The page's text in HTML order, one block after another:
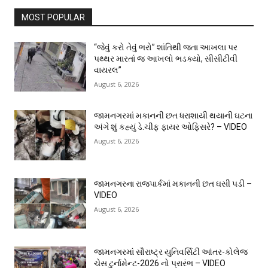
MOST POPULAR
“જેવું કરો તેવું ભરો” શાંતિથી જતા આખલા પર
પથ્થર મારતાં જ આખલો ભડક્યો, સીસીટીવી
વાયરલ”
August 6, 2026
જામનગરમાં મકાનની છત ધરાશાયી થયાની ઘટના
અંગે શું કહ્યું ડે.ચીફ ફાયર ઓફિસરે? – VIDEO
August 6, 2026
જામનગરના રાજપાર્કમાં મકાનની છત ઘસી પડી –
VIDEO
August 6, 2026
જામનગરમાં સૌરાષ્ટ્ર યુનિવર્સિટી આંતર-કોલેજ
ચેસ ટુર્નામેન્ટ-2026 નો પ્રારંભ – VIDEO